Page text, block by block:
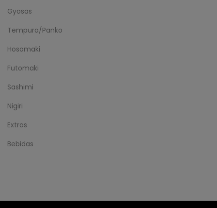
Gyosas
Tempura/Panko
Hosomaki
Futomaki
Sashimi
Nigiri
Extras
Bebidas